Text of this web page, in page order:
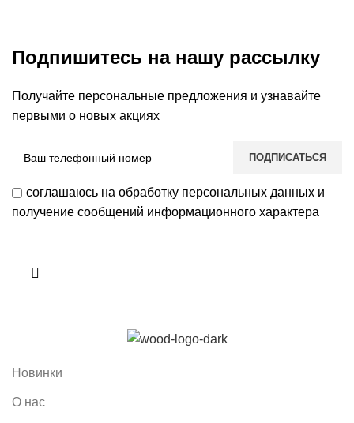
Подпишитесь на нашу рассылку
Получайте персональные предложения и узнавайте
первыми о новых акциях
соглашаюсь на обработку персональных данных и
получение сообщений информационного характера
Новинки
О нас